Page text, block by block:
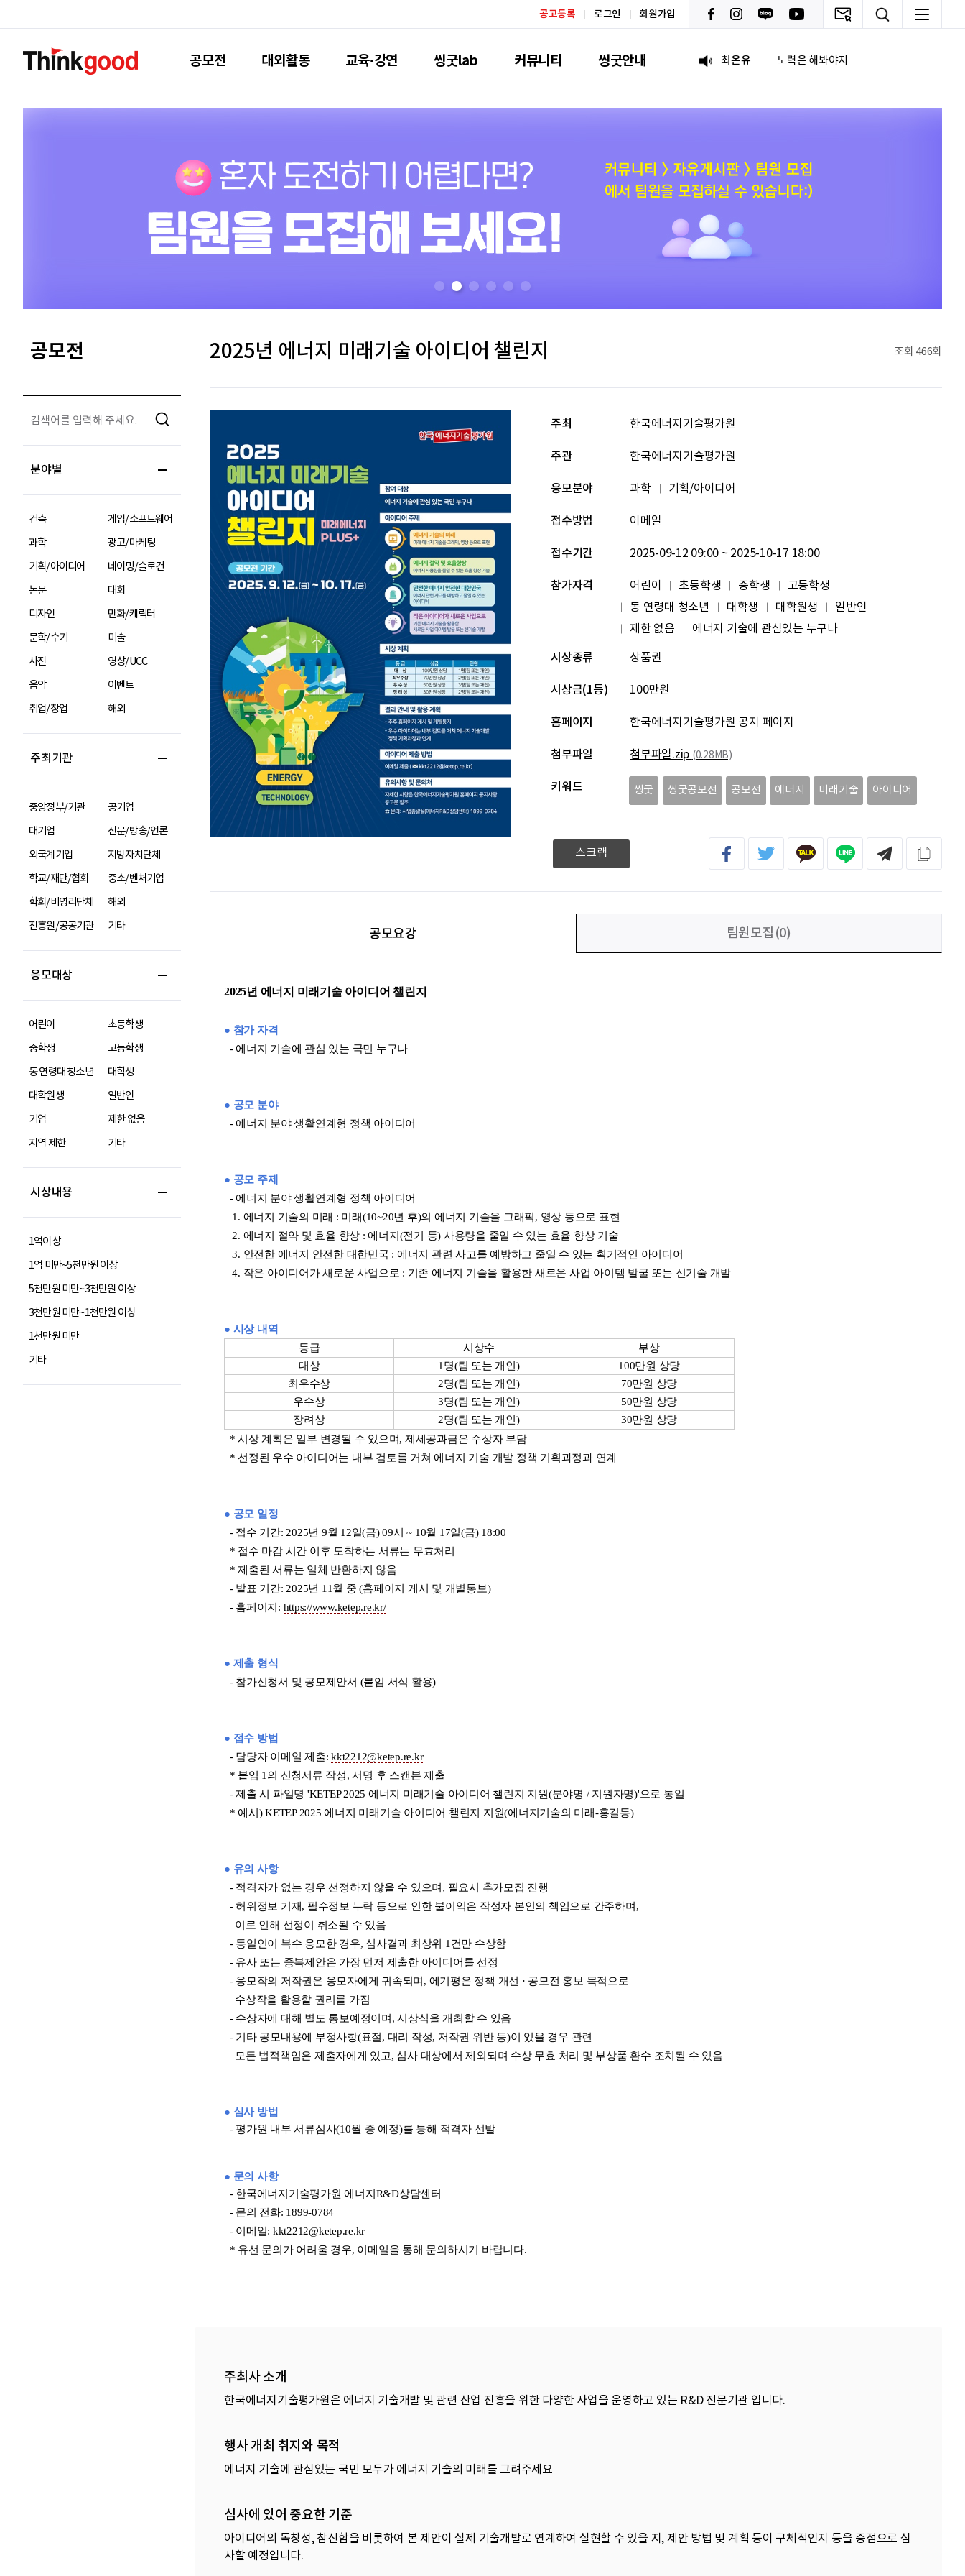
공고등록 로그인 회원가입
공모전 대외활동 교육·강연 씽굿lab 커뮤니티 씽굿안내
이채원 광고대상
최온유 노력은 해봐야지
홍성현
김태영
이채원
최온유
이지현
전미선
공모전
분야별
건축
게임/소프트웨어
과학
광고/마케팅
기획/아이디어
네이밍/슬로건
논문
대회
디자인
만화/캐릭터
문학/수기
미술
사진
영상/UCC
음악
이벤트
취업/창업
해외
주최기관
중앙정부/기관
공기업
대기업
신문/방송/언론
외국계기업
지방자치단체
학교/재단/협회
중소/벤처기업
학회/비영리단체
해외
진흥원/공공기관
기타
응모대상
어린이
초등학생
중학생
고등학생
동 연령대 청소년
대학생
대학원생
일반인
기업
제한 없음
지역 제한
기타
시상내용
1억이상
1억 미만~5천만원 이상
5천만원 미만~3천만원 이상
3천만원 미만~1천만원 이상
1천만원 미만
기타
2025년 에너지 미래기술 아이디어 챌린지 조회 466회
주최 한국에너지기술평가원
주관 한국에너지기술평가원
응모분야 과학 기획/아이디어
접수방법 이메일
접수기간 2025-09-12 09:00 ~ 2025-10-17 18:00
참가자격 어린이 초등학생 중학생
고등학생
동 연령대 청소년
대학생 대학원생
일반인
제한 없음
에너지 기술에 관심있는 누구나
시상종류 상품권
시상금(1등) 100만원
홈페이지 한국에너지기술평가원 공지 페이지
첨부파일 첨부파일.zip (0.28MB)
키워드 씽굿 씽굿공모전 공모전 에너지 미래기술 아이디어
스크랩
공모요강 팀원모집(0)
주최사 소개
한국에너지기술평가원은 에너지 기술개발 및 관련 산업 진흥을 위한 다양한 사업을 운영하고 있는 R&D 전문기관 입니다.
행사 개최 취지와 목적
에너지 기술에 관심있는 국민 모두가 에너지 기술의 미래를 그려주세요
심사에 있어 중요한 기준
아이디어의 독창성, 참신함을 비롯하여 본 제안이 실제 기술개발로 연계하여 실현할 수 있을 지, 제안 방법 및 계획 등이 구체적인지 등을 중점으로 심
사할 예정입니다.